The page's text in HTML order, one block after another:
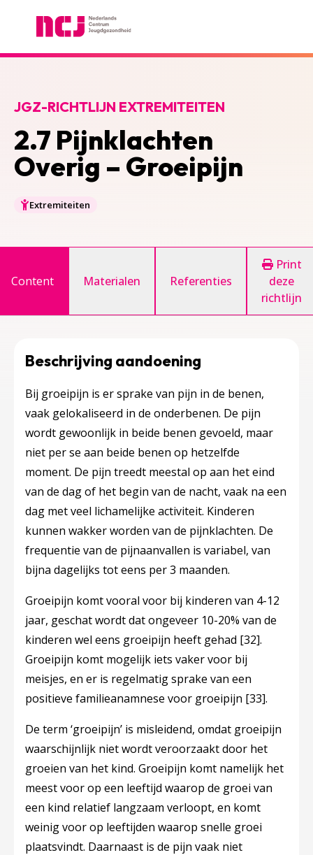
2.7 Pijnklachten
Overig – Groeipijn
JGZ-RICHTLIJN EXTREMITEITEN
Extremiteiten
Content Materialen Referenties
Print
deze
richtlijn
Beschrijving aandoening
Bij groeipijn is er sprake van pijn in de benen,
vaak gelokaliseerd in de onderbenen. De pijn
wordt gewoonlijk in beide benen gevoeld, maar
niet per se aan beide benen op hetzelfde
moment. De pijn treedt meestal op aan het eind
van de dag of het begin van de nacht, vaak na een
dag met veel lichamelijke activiteit. Kinderen
kunnen wakker worden van de pijnklachten. De
frequentie van de pijnaanvallen is variabel, van
bijna dagelijks tot eens per 3 maanden.
Groeipijn komt vooral voor bij kinderen van 4-12
jaar, geschat wordt dat ongeveer 10-20% van de
kinderen wel eens groeipijn heeft gehad [32].
Groeipijn komt mogelijk iets vaker voor bij
meisjes, en er is regelmatig sprake van een
positieve familieanamnese voor groeipijn [33].
De term ‘groeipijn’ is misleidend, omdat groeipijn
waarschijnlijk niet wordt veroorzaakt door het
groeien van het kind. Groeipijn komt namelijk het
meest voor op een leeftijd waarop de groei van
een kind relatief langzaam verloopt, en komt
weinig voor op leeftijden waarop snelle groei
plaatsvindt. Daarnaast is de pijn vaak niet